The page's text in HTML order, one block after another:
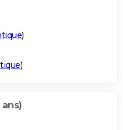
)
)
ans)